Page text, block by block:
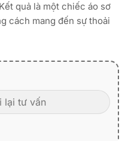
quả là một chiếc áo sơ
cách mang đến sự thoải